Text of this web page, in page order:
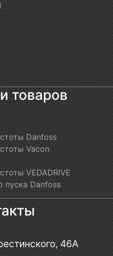
товаров
Danfoss
Vacon
VEDADRIVE
пуска Danfoss
46А